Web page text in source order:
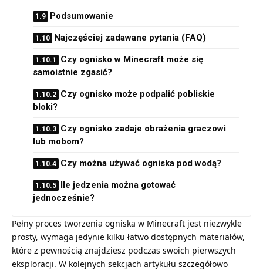
Podsumowanie
Najczęściej zadawane pytania (FAQ)
Czy ognisko w Minecraft może się
samoistnie zgasić?
Czy ognisko może podpalić pobliskie
bloki?
Czy ognisko zadaje obrażenia graczowi
lub mobom?
Czy można używać ogniska pod wodą?
Ile jedzenia można gotować
jednocześnie?
Pełny proces tworzenia ogniska w Minecraft jest niezwykle
prosty, wymaga jedynie kilku łatwo dostępnych materiałów,
które z pewnością znajdziesz podczas swoich pierwszych
eksploracji. W kolejnych sekcjach artykułu szczegółowo